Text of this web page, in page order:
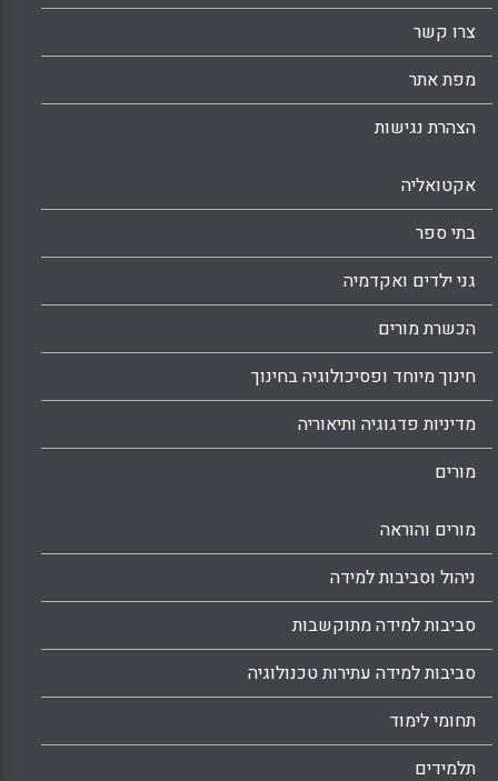
צרו קשר
מפת אתר
הצהרת נגישות
אקטואליה
בתי ספר
גני ילדים ואקדמיה
הכשרת מורים
חינוך מיוחד ופסיכולוגיה בחינוך
מדיניות פדגוגיה ותיאוריה
מורים
מורים והוראה
ניהול וסביבות למידה
סביבות למידה מתוקשבות
סביבות למידה עתירות טכנולוגיה
תחומי לימוד
תלמידים